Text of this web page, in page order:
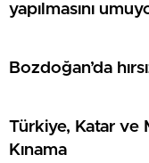
yapılmasını
Bozdoğan’da
Türkiye, Katar ve
Kınama